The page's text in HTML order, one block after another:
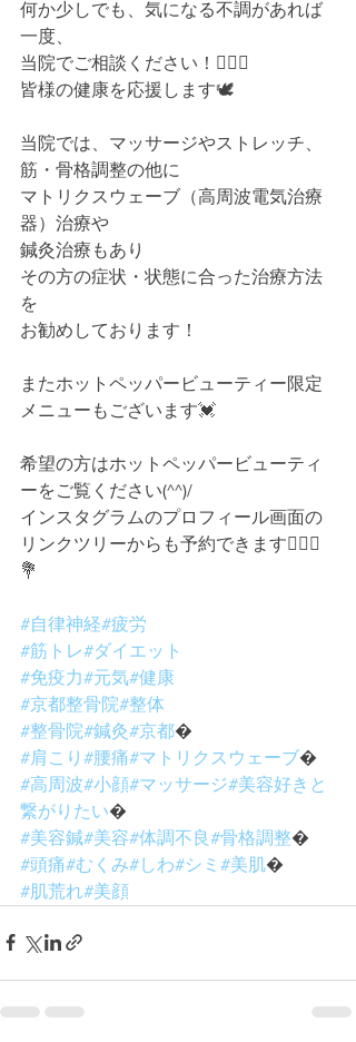
何か少しでも、気になる不調があれば
一度、
当院でご相談ください！💁🏻‍♂️
皆様の健康を応援します🕊
当院では、マッサージやストレッチ、
筋・骨格調整の他に
マトリクスウェーブ（高周波電気治療
器）治療や
鍼灸治療もあり
その方の症状・状態に合った治療方法
を
お勧めしております！
またホットペッパービューティー限定
メニューもございます💓
希望の方はホットペッパービューティ
ーをご覧ください(^^)/
インスタグラムのプロフィール画面の
リンクツリーからも予約できます💁🏻‍♀️
💐
#自律神経#疲労
#筋トレ#ダイエット
#免疫力#元気#健康
#京都整骨院#整体
#整骨院#鍼灸#京都�
#肩こり #腰痛#マトリクスウェーブ�
#高周波#小顔#マッサージ#美容好きと
繋がりたい�
#美容鍼#美容#体調不良#骨格調整�
#頭痛#むくみ#しわ#シミ #美肌�
#肌荒れ#美顔